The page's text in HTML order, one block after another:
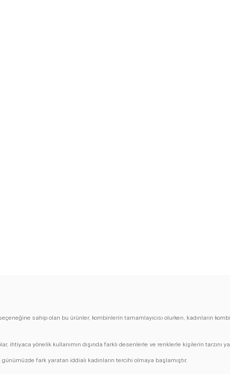
sahip olan bu ürünler, kombinlerin tamamlayıcısı olurken, kadınların
ihtiyaca yönelik kullanımın dışında farklı desenlerle ve renklerle kişilerin
fark yaratan iddialı kadınların tercihi olmaya başlamıştır.